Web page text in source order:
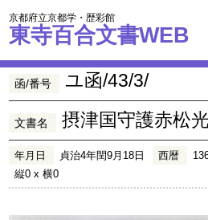
京都府立京都学・歴彩館
東寺百合文書WEB
函/番号 ユ函/43/3/
文書名 摂津国守護赤松
年月日 貞治4年閏9月18日 西暦
縦0 x 横0